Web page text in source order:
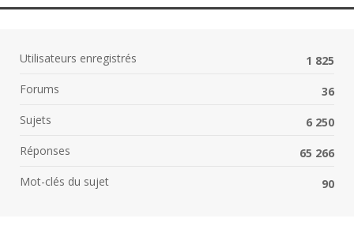
Utilisateurs enregistrés
1 825
Forums
36
Sujets
6 250
Réponses
65 266
Mot-clés du sujet
90